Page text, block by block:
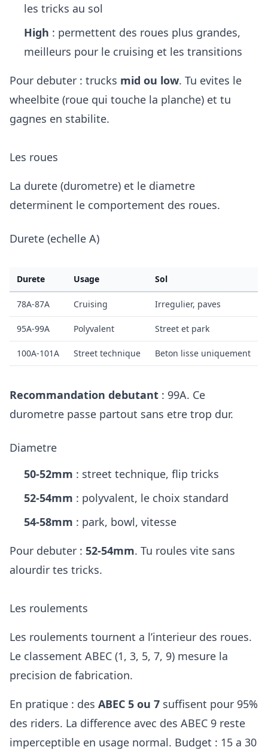
les tricks au sol
High : permettent des roues plus grandes,
meilleurs pour le cruising et les transitions
Pour debuter : trucks mid ou low. Tu evites le
wheelbite (roue qui touche la planche) et tu
gagnes en stabilite.
Les roues
La durete (durometre) et le diametre
determinent le comportement des roues.
Durete (echelle A)
Durete Usage Sol
78A-87A Cruising Irregulier, paves
95A-99A Polyvalent Street et park
100A-101A Street technique Beton lisse uniquement
Recommandation debutant : 99A. Ce
durometre passe partout sans etre trop dur.
Diametre
50-52mm : street technique, flip tricks
52-54mm : polyvalent, le choix standard
54-58mm : park, bowl, vitesse
Pour debuter : 52-54mm. Tu roules vite sans
alourdir tes tricks.
Les roulements
Les roulements tournent a l’interieur des roues.
Le classement ABEC (1, 3, 5, 7, 9) mesure la
precision de fabrication.
En pratique : des ABEC 5 ou 7 suffisent pour 95%
des riders. La difference avec des ABEC 9 reste
imperceptible en usage normal. Budget : 15 a 30